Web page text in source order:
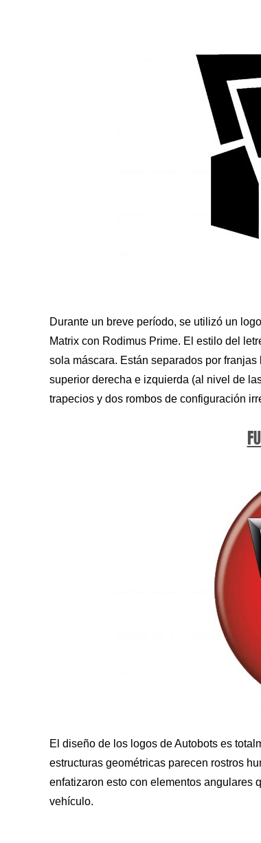
Durante un breve período, se utilizó un
Matrix con Rodimus Prime. El estilo del
sola máscara. Están separados por
superior derecha e izquierda (al nivel de
trapecios y dos rombos de configuración
El diseño de los logos de Autobots es
estructuras geométricas parecen rostros
enfatizaron esto con elementos angulares
vehículo.